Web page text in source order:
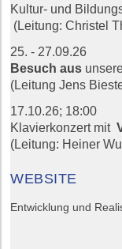
Kultur- und
(Leitung: Christel
25. - 27.09.26
Besuch aus
(Leitung Jens
17.10.26; 18:00
Klavierkonzert mit
(Leitung: Heiner
WEBSITE
Entwicklung und